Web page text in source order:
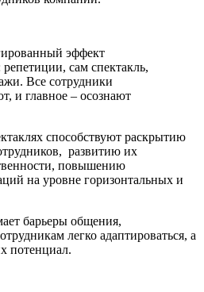
эффект
сам спектакль,
Все сотрудники
и главное – осознают
способствуют раскрытию
развитию их
повышению
на уровне горизонтальных и
барьеры общения,
легко адаптироваться, а
потенциал.